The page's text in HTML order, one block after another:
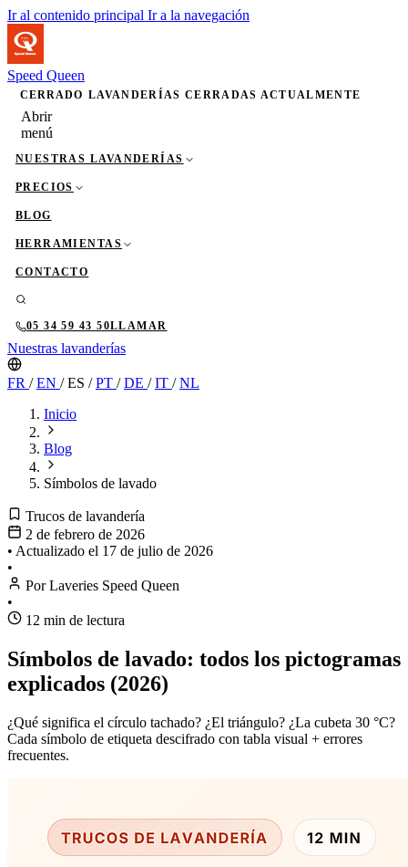
Ir al contenido principal Ir a la navegación
Speed Queen
CERRADO LAVANDERÍAS CERRADAS ACTUALMENTE
Abrir
menú
NUESTRAS LAVANDERÍAS
PRECIOS
BLOG
HERRAMIENTAS
CONTACTO
05 34 59 43 50LLAMAR
Nuestras lavanderías
FR /EN /ES /PT /DE /IT /NL
Inicio
Blog
Símbolos de lavado
Trucos de lavandería
2 de febrero de 2026
• Actualizado el 17 de julio de 2026
•
Por Laveries Speed Queen
•
12 min de lectura
Símbolos de lavado: todos los pictogramas
explicados (2026)
¿Qué significa el círculo tachado? ¿El triángulo? ¿La cubeta 30 °C?
Cada símbolo de etiqueta descifrado con tabla visual + errores
frecuentes.